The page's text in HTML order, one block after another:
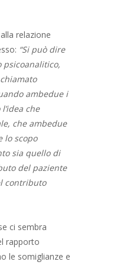
relazione
“Si può dire
psicoanalitico,
ambedue i
che
che ambedue
lo scopo
sia quello di
del paziente
contributo
ci sembra
rapporto
le somiglianze e